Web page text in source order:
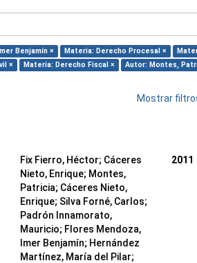
Benjamín × Materia: Derecho Procesal ×
× Materia: Derecho Fiscal ×
Autor: Montes,
Mostrar
Fix Fierro, Héctor; Cáceres
Nieto, Enrique; Montes,
Patricia; Cáceres Nieto,
Enrique; Silva Forné, Carlos;
Padrón Innamorato,
Mauricio; Flores Mendoza,
Imer Benjamín; Hernández
Martínez, María del Pilar;
2011